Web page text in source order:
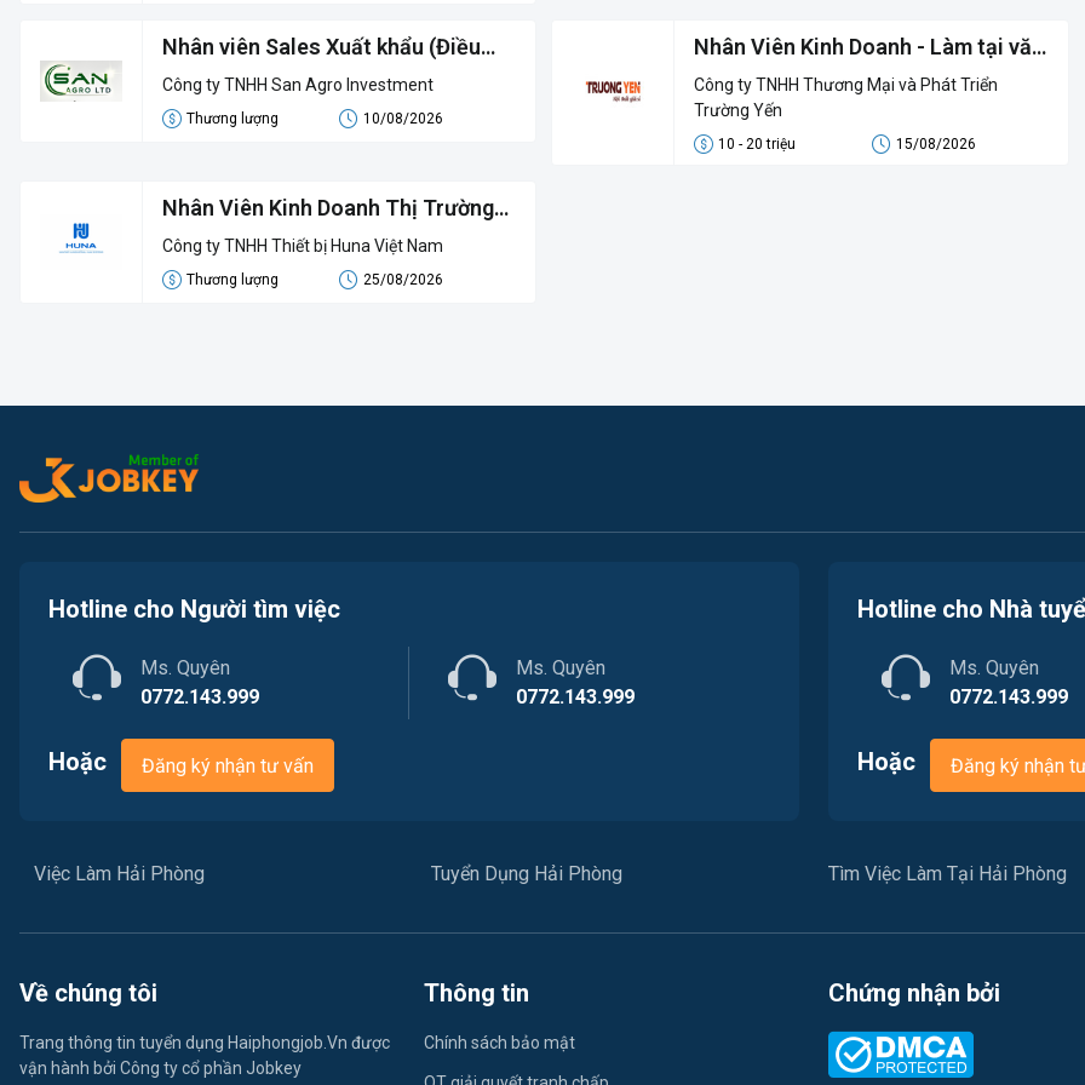
Nhân viên Sales Xuất khẩu (Điều
nhân)
Công ty TNHH San Agro Investment
Thương lượng 10/08/2026
Nhân Viên Kinh Doanh - Làm tại văn
phòng
Công ty TNHH Thương Mại và Phát Triển
Trường Yến
10 - 20 triệu 15/08/2026
Nhân Viên Kinh Doanh Thị Trường
(Mảng Điều Hòa Công Nghiệp)
Công ty TNHH Thiết bị Huna Việt Nam
Thương lượng 25/08/2026
Hotline cho Người tìm việc
Ms. Quyên
0772.143.999
Ms. Quyên
0772.143.999
Hoặc Đăng ký nhận tư vấn
Hotline cho Nhà
Ms. Quyên
0772.143.999
Hoặc Đăng ký nhận
Việc Làm Hải Phòng Tuyển Dụng Hải Phòng Tìm Việc Làm Tại Hải Phòng
Về chúng tôi
Trang thông tin tuyển dụng Haiphongjob.Vn được
vận hành bởi Công ty cổ phần Jobkey
Thông tin
Chính sách bảo mật
Chứng nhận bởi